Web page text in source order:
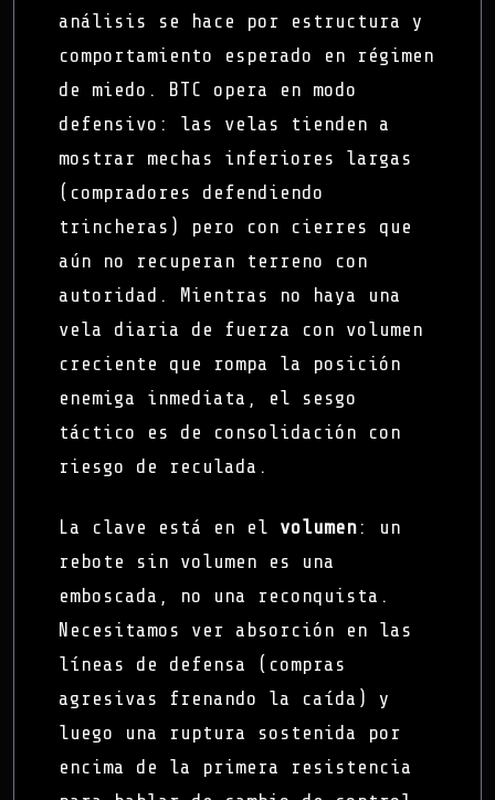
análisis se hace por estructura y
comportamiento esperado en régimen
de miedo. BTC opera en modo
defensivo: las velas tienden a
mostrar mechas inferiores largas
(compradores defendiendo
trincheras) pero con cierres que
aún no recuperan terreno con
autoridad. Mientras no haya una
vela diaria de fuerza con volumen
creciente que rompa la posición
enemiga inmediata, el sesgo
táctico es de consolidación con
riesgo de reculada.
La clave está en el volumen : un
rebote sin volumen es una
emboscada, no una reconquista.
Necesitamos ver absorción en las
líneas de defensa (compras
agresivas frenando la caída) y
luego una ruptura sostenida por
encima de la primera resistencia